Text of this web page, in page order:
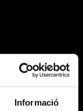
Informació